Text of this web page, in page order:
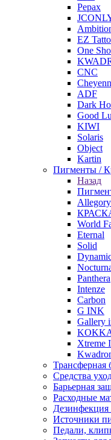
Pepax
EZ
One
CNC
ADF
Dark
Good
KIWI
Solaris
Object
Kartin
Пигменты /
Назад
Allegory
World
Eternal
Solid
Panthera
Intenze
Carbon
G INK
Gallery
Xtreme
Трансферная
Средства
Барьерная
Расходные
Дезинфекция
Источники
Педали,